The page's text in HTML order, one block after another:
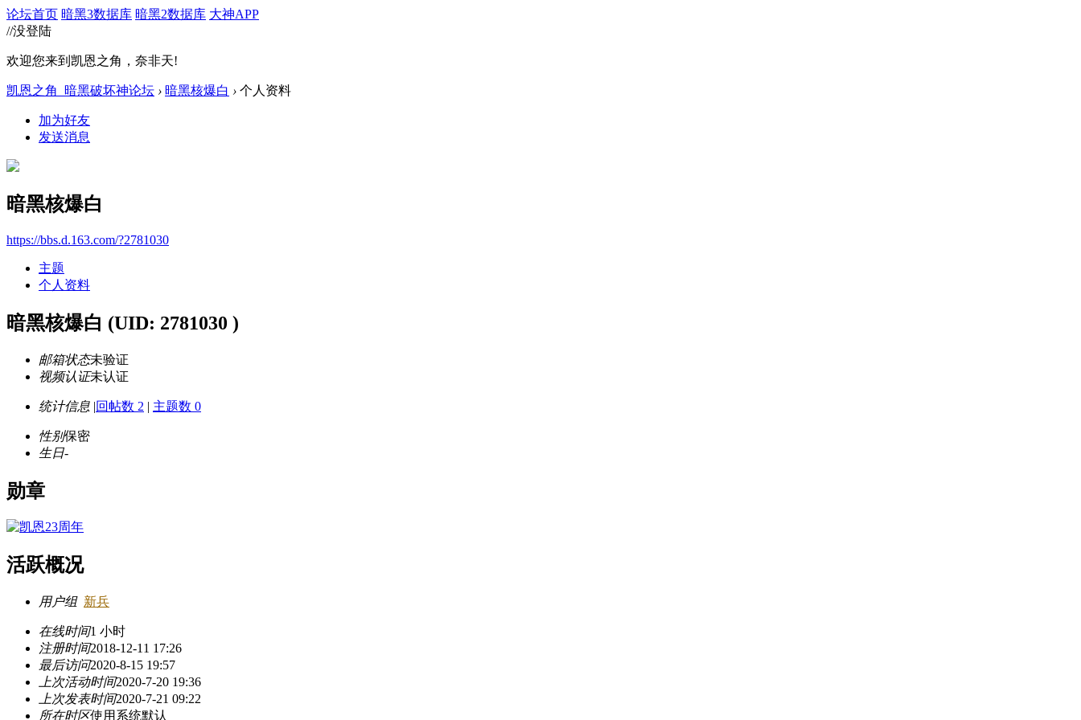
论坛首页 暗黑3数据库 暗黑2数据库 大神APP
//没登陆
欢迎您来到凯恩之角，奈非天!
凯恩之角_暗黑破坏神论坛 › 暗黑核爆白 › 个人资料
加为好友
发送消息
暗黑核爆白
https://bbs.d.163.com/?2781030
主题
个人资料
暗黑核爆白 (UID: 2781030 )
邮箱状态未验证
视频认证未认证
统计信息 |回帖数 2 | 主题数 0
性别保密
生日-
勋章
活跃概况
用户组 新兵
在线时间1 小时
注册时间2018-12-11 17:26
最后访问2020-8-15 19:57
上次活动时间2020-7-20 19:36
上次发表时间2020-7-21 09:22
所在时区使用系统默认